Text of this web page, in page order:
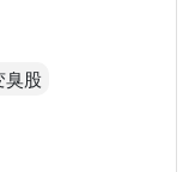
臭股